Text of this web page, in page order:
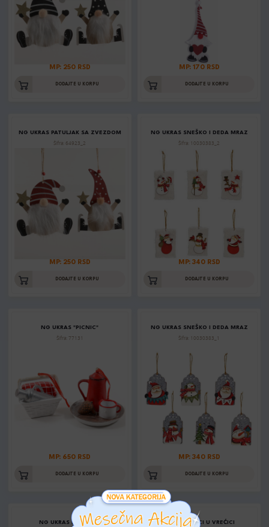
MP: 250 RSD
DODAJTE U KORPU
MP: 170 RSD
DODAJTE U KORPU
NG UKRAS PATULJAK SA ZVEZDOM
Šifra: 64923_2
MP: 250 RSD
DODAJTE U KORPU
NG UKRAS SNEŠKO I DEDA MRAZ
Šifra: 10030383_2
MP: 340 RSD
DODAJTE U KORPU
NG UKRAS "PICNIC"
Šifra: 77131
MP: 650 RSD
DODAJTE U KORPU
NG UKRAS SNEŠKO I DEDA MRAZ
Šifra: 10030383_1
MP: 340 RSD
DODAJTE U KORPU
NG UKRAS PRAPORCI NG PRAPORCI U VREĆICI